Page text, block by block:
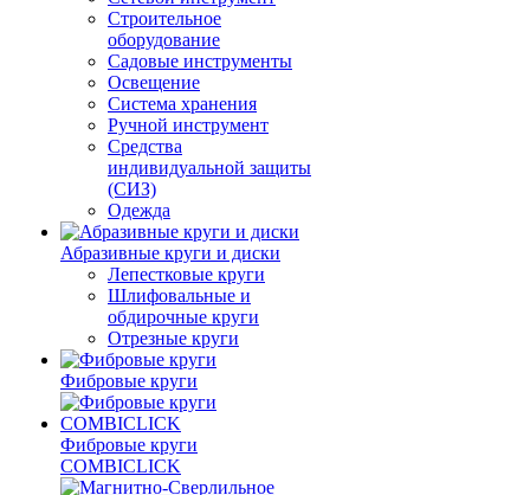
Строительное
оборудование
Садовые инструменты
Освещение
Система хранения
Ручной инструмент
Средства
индивидуальной защиты
(СИЗ)
Одежда
Абразивные круги и диски
Лепестковые круги
Шлифовальные и
обдирочные круги
Отрезные круги
Фибровые круги
Фибровые круги
COMBICLICK